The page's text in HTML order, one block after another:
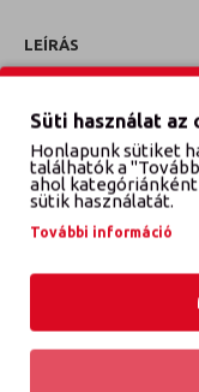
LEÍRÁS
Javítóklt. 3/8", 48 fogú
VÉLEMÉNYEK
Süti használat az
Honlapunk sütiket
találhatók a
ahol
sütik használatát.
További információ